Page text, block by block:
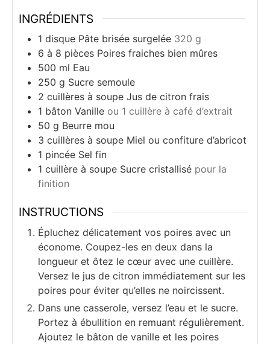
INGRÉDIENTS
1 disque Pâte brisée surgelée 320 g
6 à 8 pièces Poires fraiches bien mûres
500 ml Eau
250 g Sucre semoule
2 cuillères à soupe Jus de citron frais
1 bâton Vanille ou 1 cuillère à café d’extrait
50 g Beurre mou
3 cuillères à soupe Miel ou confiture d’abricot
1 pincée Sel fin
1 cuillère à soupe Sucre cristallisé pour la
finition
INSTRUCTIONS
Épluchez délicatement vos poires avec un
économe. Coupez-les en deux dans la
longueur et ôtez le cœur avec une cuillère.
Versez le jus de citron immédiatement sur les
poires pour éviter qu’elles ne noircissent.
Dans une casserole, versez l’eau et le sucre.
Portez à ébullition en remuant régulièrement.
Ajoutez le bâton de vanille et les poires